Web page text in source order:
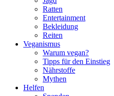
Ratten
Entertainment
Bekleidung
Reiten
Veganismus
Warum vegan?
Tipps für den Einstieg
Nährstoffe
Mythen
Helfen